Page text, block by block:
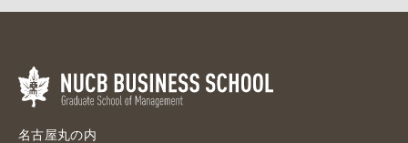
名古屋丸の内